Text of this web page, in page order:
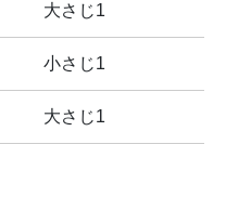
大さじ1
小さじ1
大さじ1